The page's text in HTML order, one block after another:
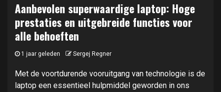
Aanbevolen superwaardige laptop: Hoge
prestaties en uitgebreide functies voor
alle behoeften
1 jaar geleden Sergej Regner
Met de voortdurende vooruitgang van technologie is de
laptop een essentieel hulpmiddel geworden in ons